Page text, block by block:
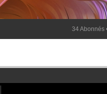
34 Abonnés